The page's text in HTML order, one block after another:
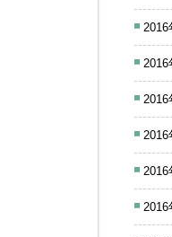
2016
2016
2016
2016
2016
2016